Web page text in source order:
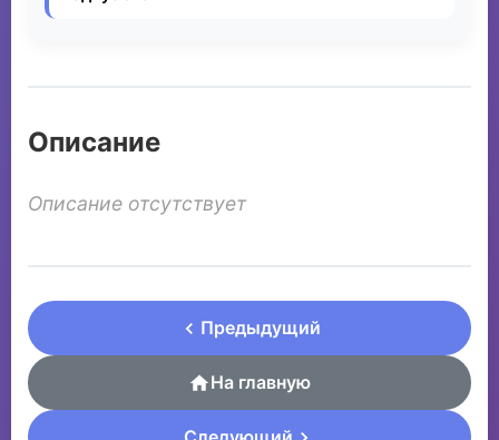
Описание
Описание отсутствует
Предыдущий
На главную